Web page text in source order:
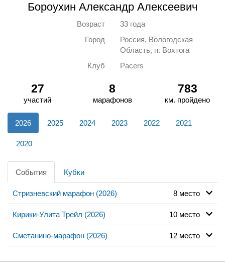
Бороухин Александр Алексеевич
Возраст
33 года
Город
Россия, Вологодская
Область, п. Вохтога
Клуб
Pacers
27
участий
8
марафонов
783
км. пройдено
2026 2025 2024 2023 2022 2021
2020
События Кубки
Стризневский марафон (2026) 8 место
Кирики-Улита Трейл (2026) 10 место
Сметанино-марафон (2026) 12 место